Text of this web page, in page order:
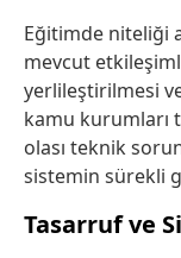
Eğitimde niteliği
mevcut
yerlileştirilmesi
kamu kurumları
olası teknik
sistemin sürekli
Tasarruf ve